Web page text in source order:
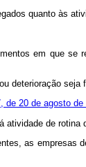
quanto às
em que
deterioração
de 20 de agosto de
de rotina
as